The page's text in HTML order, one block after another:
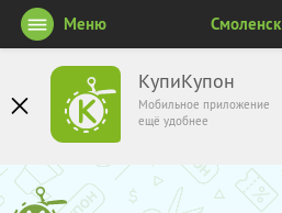
КупиКупон
Мобильное приложение
ещё удобнее
Меню Смоленск